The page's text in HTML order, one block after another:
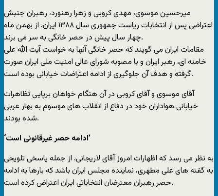
میرحسین موسوی، مهدی کروبی و زهرا رهنورد، رهبران جنبش
اعتراضی پس از انتخابات ریاست جمهوری سال ۱۳۸۸ ایران، از بهمن ماه
چهار سال پیش در حصر خانگی به سر می برند.
مقامات ایران می گویند که حصر خانگی آنها به خواست آیت الله علی
خامنه ای، رهبر ایران و با مصوبه شورای عالی امنیت ملی ایران صورت
گرفته و هدف آن جلوگیری از ادامه اعتراضات خیابانی بوده است.
آقای موسوی و آقای کروبی در آن هنگام خواهان برپایی تظاهرات
خیابانی هواداران خود در دفاع از انقلاب های موسوم به بهار عربی
شده بودند.
‘ادامه حصر غیرقانونی است’
به نظر می رسد که اظهارات امروز آقای لاریجانی، از جمله پاسخی تلویحی
به گفته های علی مطهری، نماینده مجلس ایران باشد که بارها به ادامه
حصر رهبران معترضان انتخاباتی ایران اعتراض کرده است.